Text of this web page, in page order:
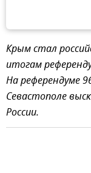
Крым стал
итогам
На референдуме
Севастополе
России.